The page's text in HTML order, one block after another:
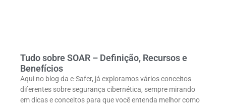
Tudo sobre SOAR – Definição, Recursos e
Benefícios
Aqui no blog da e-Safer, já exploramos vários conceitos
diferentes sobre segurança cibernética, sempre mirando
em dicas e conceitos para que você entenda melhor como